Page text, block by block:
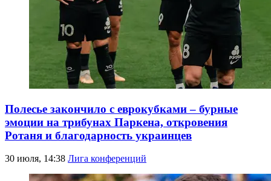
Полесье закончило с еврокубками – бурные
эмоции на трибунах Паркена, откровения
Ротаня и благодарность украинцев
30 июля, 14:38 Лига конференций